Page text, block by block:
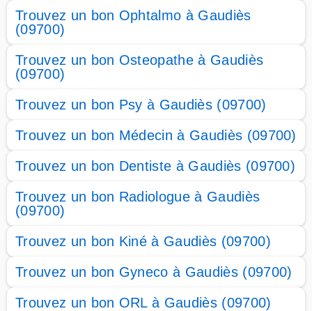
Trouvez un bon Ophtalmo à Gaudiès
(09700)
Trouvez un bon Osteopathe à Gaudiès
(09700)
Trouvez un bon Psy à Gaudiès (09700)
Trouvez un bon Médecin à Gaudiès (09700)
Trouvez un bon Dentiste à Gaudiès (09700)
Trouvez un bon Radiologue à Gaudiès
(09700)
Trouvez un bon Kiné à Gaudiès (09700)
Trouvez un bon Gyneco à Gaudiès (09700)
Trouvez un bon ORL à Gaudiès (09700)